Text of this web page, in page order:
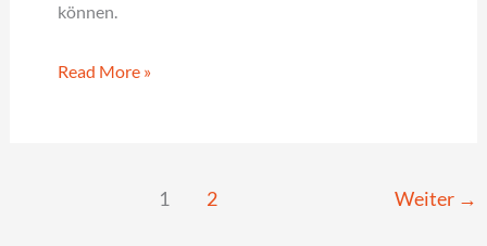
können.
Nahtlose
Read More »
1 2 Weiter →